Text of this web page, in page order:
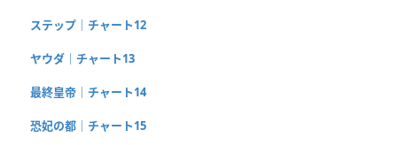
ステップ｜チャート12
ヤウダ｜チャート13
最終皇帝｜チャート14
恐妃の都｜チャート15